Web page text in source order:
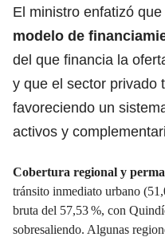
El ministro enfatizó que
modelo de
del que financia la
y que el sector privado
favoreciendo un
activos y
Cobertura regional y
tránsito inmediato urbano
bruta del 57,53 %, con
sobresaliendo. Algunas